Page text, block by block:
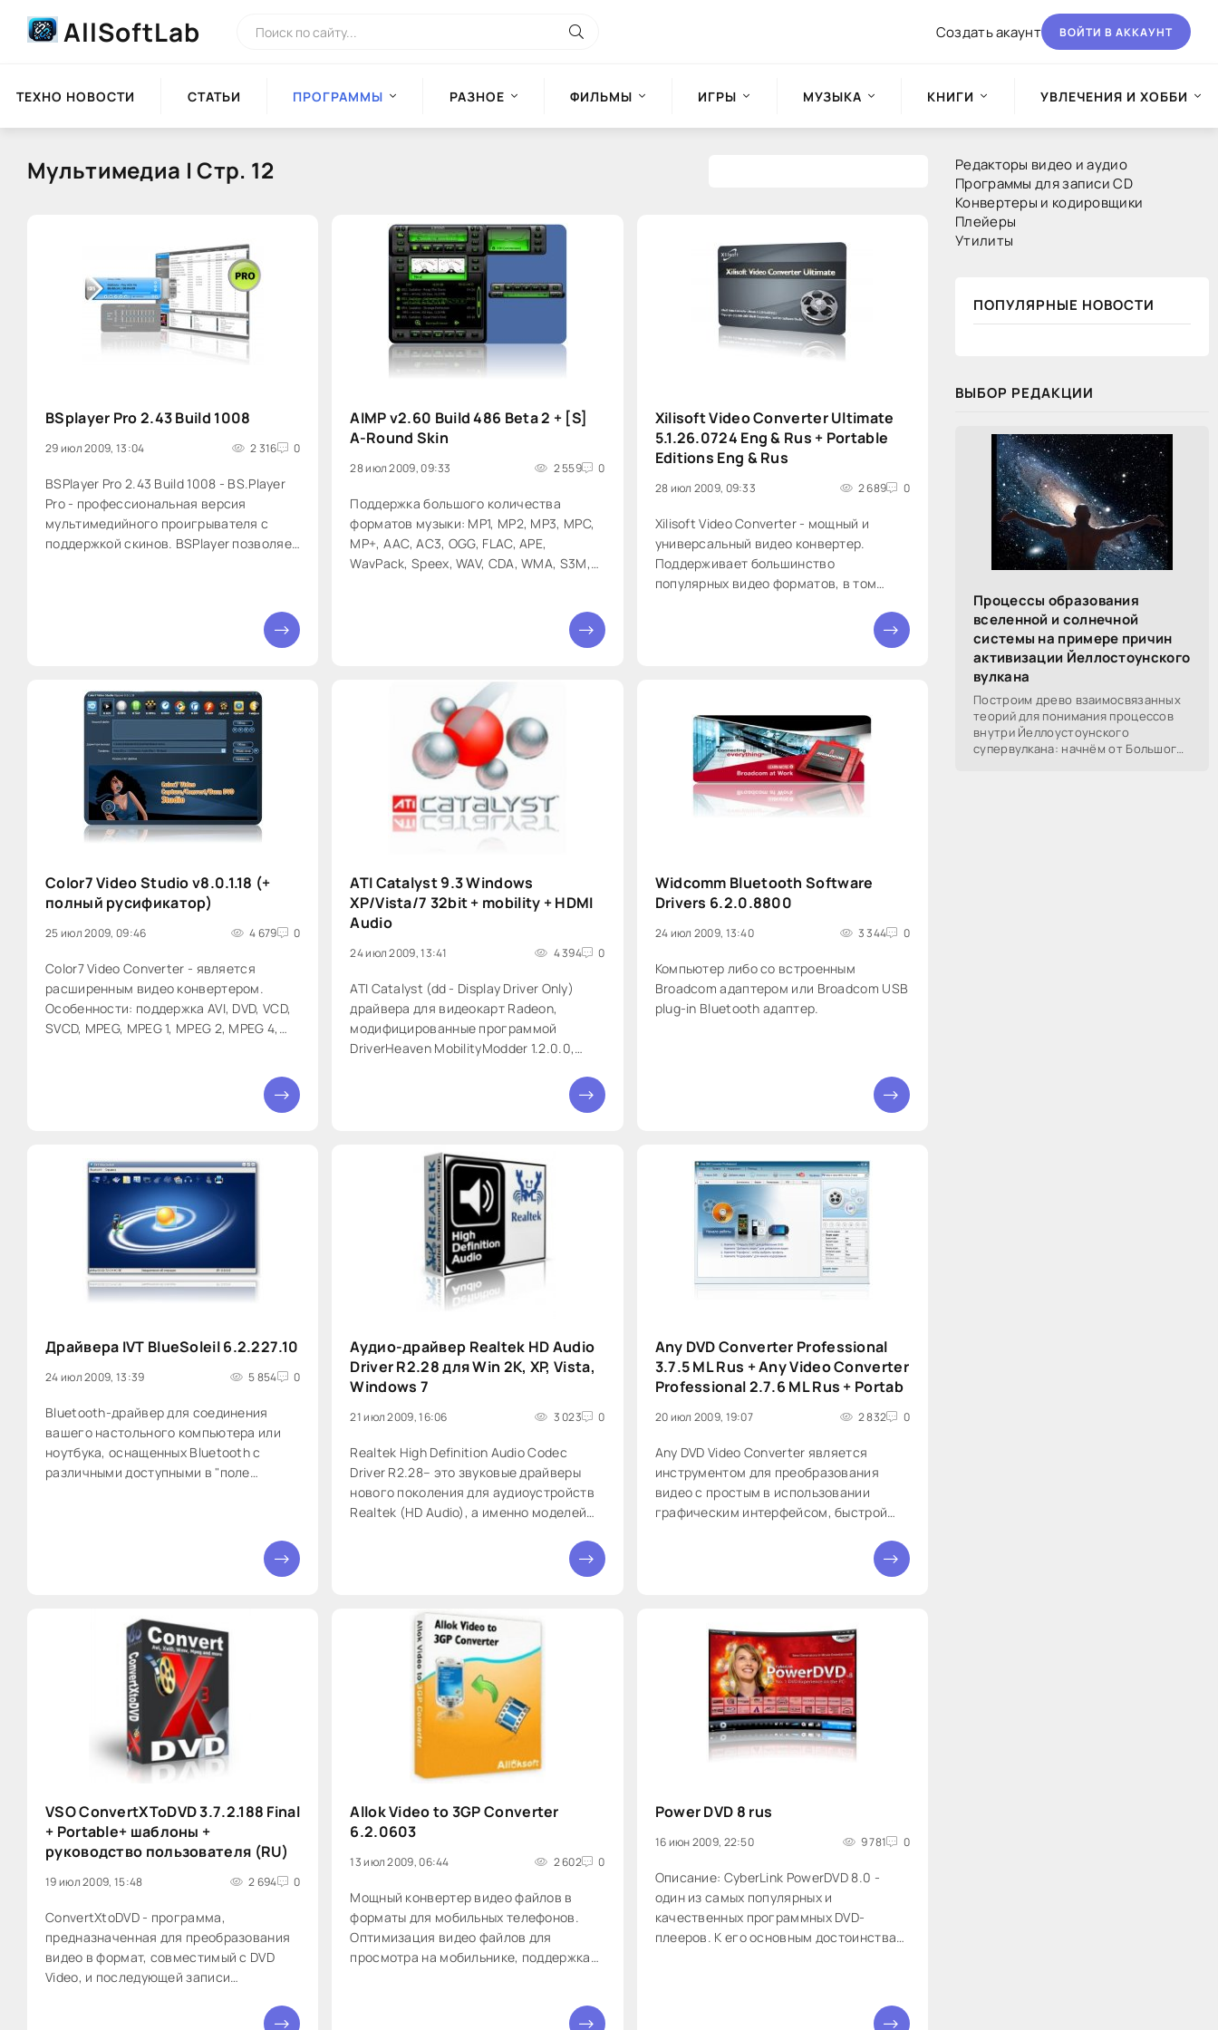
AllSoftLab Создать акаунт ВОЙТИ В АККАУНТ
ТЕХНО НОВОСТИ СТАТЬИ ПРОГРАММЫ РАЗНОЕ ФИЛЬМЫ ИГРЫ МУЗЫКА КНИГИ УВЛЕЧЕНИЯ И ХОББИ
Мультимедиа | Стр. 12
BSplayer Pro 2.43 Build 1008
29 июл 2009, 13:04 2 316 0
BSPlayer Pro 2.43 Build 1008 - BS.Player
Pro - профессиональная версия
мультимедийного проигрывателя с
поддержкой скинов. BSPlayer позволяет
ресурсам. Поддерживает скины, плей-
AIMP v2.60 Build 486 Beta 2 + [S]
A-Round Skin
28 июл 2009, 09:33 2 559 0
Поддержка большого количества
форматов музыки: MP1, MP2, MP3, MPC,
MP+, AAC, AC3, OGG, FLAC, APE,
WavPack, Speex, WAV, CDA, WMA, S3M,
Xilisoft Video Converter Ultimate
5.1.26.0724 Eng & Rus + Portable
Editions Eng & Rus
28 июл 2009, 09:33 2 689 0
Xilisoft Video Converter - мощный и
универсальный видео конвертер.
Поддерживает большинство
популярных видео форматов, в том
MPEG, MPEG1, MPEG2, MPEG4, WMV, 3GP
и других, извлечение аудио из видео в
Color7 Video Studio v8.0.1.18 (+
полный русификатор)
25 июл 2009, 09:46 4 679 0
Color7 Video Converter - является
расширенным видео конвертером.
Особенности: поддержка AVI, DVD, VCD,
SVCD, MPEG, MPEG 1, MPEG 2, MPEG 4,
Camera, VCR, TV Tuner, Analog Camera
устройств, нарезка и соединение видео
ATI Catalyst 9.3 Windows
XP/Vista/7 32bit + mobility + HDMI
Audio
24 июл 2009, 13:41 4 394 0
ATI Catalyst (dd - Display Driver Only)
драйвера для видеокарт Radeon,
модифицированные программой
DriverHeaven MobilityModder 1.2.0.0,
mobility (ноутбучные) видеокарты. Не
содержит Catalyst Control Center. Это
Widcomm Bluetooth Software
Drivers 6.2.0.8800
24 июл 2009, 13:40 3 344 0
Компьютер либо со встроенным
Broadcom адаптером или Broadcom USB
plug-in Bluetooth адаптер.
Драйвера IVT BlueSoleil 6.2.227.10
24 июл 2009, 13:39 5 854 0
Bluetooth-драйвер для соединения
вашего настольного компьютера или
ноутбука, оснащенных Bluetooth с
различными доступными в "поле
вы можете существенно упростить
Аудио-драйвер Realtek HD Audio
Driver R2.28 для Win 2K, XP, Vista,
Windows 7
21 июл 2009, 16:06 3 023 0
Realtek High Definition Audio Codec
Driver R2.28– это звуковые драйверы
нового поколения для аудиоустройств
Realtek (HD Audio), а именно моделей
ALC861VD, ALC660, ALC662, ALC260,
Definition Audio перед
Any DVD Converter Professional
3.7.5 ML Rus + Any Video Converter
Professional 2.7.6 ML Rus + Portab
20 июл 2009, 19:07 2 832 0
Any DVD Video Converter является
инструментом для преобразования
видео с простым в использовании
графическим интерфейсом, быстрой
качество видео. Он позволяет вам
легко конвертировать почти все видео
VSO ConvertXToDVD 3.7.2.188 Final
+ Portable+ шаблоны +
руководство пользователя (RU)
19 июл 2009, 15:48 2 694 0
ConvertXtoDVD - программа,
предназначенная для преобразования
видео в формат, совместимый с DVD
Video, и последующей записи
поддерживает видео файлы AVI, Mpeg,
Allok Video to 3GP Converter
6.2.0603
13 июл 2009, 06:44 2 602 0
Мощный конвертер видео файлов в
форматы для мобильных телефонов.
Оптимизация видео файлов для
просмотра на мобильнике, поддержка
ASX, MKV, OGM, SVCD, VCD, VOB и других
Power DVD 8 rus
16 июн 2009, 22:50 9 781 0
Описание: CyberLink PowerDVD 8.0 -
один из самых популярных и
качественных программных DVD-
плееров. К его основным достоинствам
Кроме просмотра фильмов с компакт-
Редакторы видео и аудио
Программы для записи CD
Конвертеры и кодировщики
Плейеры
Утилиты
ПОПУЛЯРНЫЕ НОВОСТИ
ВЫБОР РЕДАКЦИИ
Процессы образования
вселенной и солнечной
системы на примере причин
активизации Йеллостоунского
вулкана
Построим древо взаимосвязанных
теорий для понимания процессов
внутри Йеллоустоунского
супервулкана: начнём от Большого